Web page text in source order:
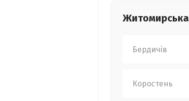
Житомирська
Бердичів
Коростень